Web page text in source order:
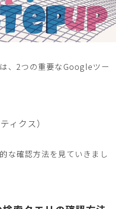
、2つの重要なGoogleツー
ィクス）
な確認方法を見ていきまし